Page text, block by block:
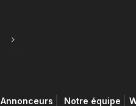
Next
Annonceurs Notre équipe